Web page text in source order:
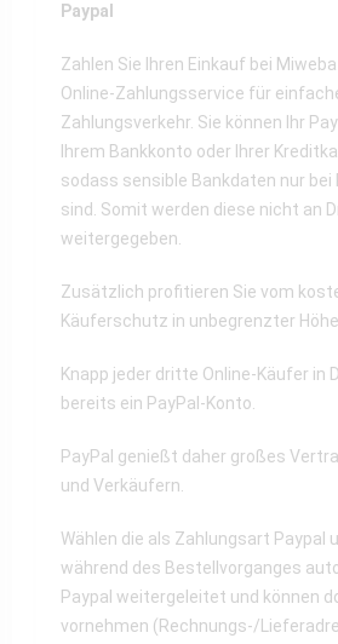
Paypal
Zahlen Sie Ihren Einkauf bei
Online-Zahlungsservice für
Zahlungsverkehr. Sie können Ihr
Ihrem Bankkonto oder Ihrer
sodass sensible Bankdaten nur bei
sind. Somit werden diese nicht an
weitergegeben.
Zusätzlich profitieren Sie vom
Käuferschutz in unbegrenzter
Knapp jeder dritte Online-Käufer in
bereits ein PayPal-Konto.
PayPal genießt daher großes
und Verkäufern.
Wählen die als Zahlungsart Paypal
während des Bestellvorganges
Paypal weitergeleitet und können
vornehmen (Rechnungs-/